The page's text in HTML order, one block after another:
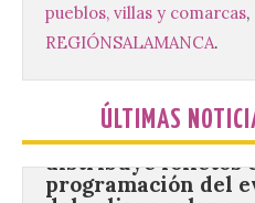
pueblos, villas y comarcas,
REGIÓNSALAMANCA.
ÚLTIMAS
La Universidad de
distribuye folletos
programación del
del eclipse solar
organiza con la
Ayuntamiento